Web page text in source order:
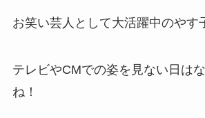
お笑い芸人として大活躍中のやす
テレビやCMでの姿を見ない日は
ね！